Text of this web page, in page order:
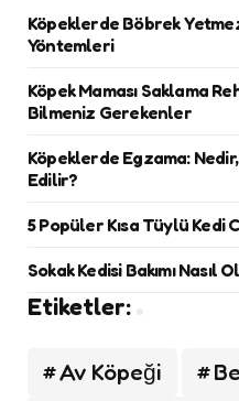
Köpeklerde Böbrek
Yöntemleri
Köpek Maması Saklama
Bilmeniz Gerekenler
Köpeklerde Egzama:
Edilir?
5 Popüler Kısa Tüylü Kedi
Sokak Kedisi Bakımı Nasıl
Etiketler:
Av Köpeği